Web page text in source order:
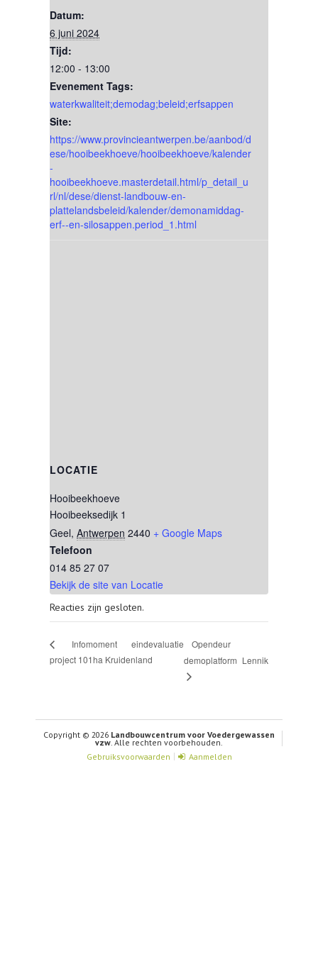
Datum:
6 juni 2024
Tijd:
12:00 - 13:00
Evenement Tags:
waterkwaliteit;demodag;beleid;erfsappen
Site:
https://www.provincieantwerpen.be/aanbod/d
ese/hooibeekhoeve/hooibeekhoeve/kalender
-
hooibeekhoeve.masterdetail.html/p_detail_u
rl/nl/dese/dienst-landbouw-en-
plattelandsbeleid/kalender/demonamiddag-
erf--en-silosappen.period_1.html
LOCATIE
Hooibeekhoeve
Hooibeeksedijk 1
Geel, Antwerpen 2440 + Google Maps
Telefoon
014 85 27 07
Bekijk de site van Locatie
Reacties zijn gesloten.
Infomoment eindevaluatie
project 101ha Kruidenland
Opendeur
demoplatform Lennik
Copyright © 2026 Landbouwcentrum voor Voedergewassen
vzw. Alle rechten voorbehouden.
Gebruiksvoorwaarden
Aanmelden